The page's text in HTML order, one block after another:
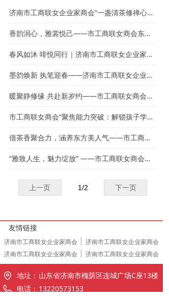
商会部门
联系商会
济南市工商联女企业家商会“一盏清茶修禅心，万物皆数见天地”主题沙龙圆满举办
香韵润心，雅裳悦己——市工商联女商会东方非遗美学私享会圆满举办
春风如沐 啡悦同行｜济南市工商联女企业家商会四月生日会暨咖啡品鉴沙龙圆满举办
墨韵焕新 执笔迎春——济南市工商联女企业家商会新春书画联谊活动圆满成功
暖聚静修缘 共赴新岁约——市工商联女商会家庭跨年夜活动圆满举办
市工商联女商会“聚焦能力突破：解锁孩子学习能力倍增密码”沙龙圆满举办
借茶香聚合力，涵养东方美人气——市工商联女商会“‘荷’其有幸”荷花主题茶会圆满举办
“雅致人生，魅力绽放” ——市工商联女商会女性优雅提升沙龙活动圆满举办
上一页 下一页
1/2
地址： 山东省济南市槐荫区连城广场C座13楼
电话： 13220573153
友情链接
济南市工商联女企业家商会
济南市工商联女企业家商会
济南市工商联女企业家商会
济南市工商联女企业家商会